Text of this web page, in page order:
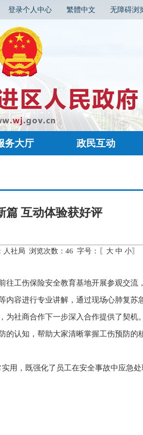
登录个人中心 繁體中文 无障碍浏
务大厅 政民互动
篇 互动体验获好评
社局 浏览次数： 46 字号：〖 大 中 小〗
工伤保险安全教育基地开展参观交流
容进行专业讲解，通过现场心肺复苏
社商合作下一步深入合作提供了契机。
认知，帮助大家清晰掌握工伤预防的
用，既强化了员工在安全事故中应急